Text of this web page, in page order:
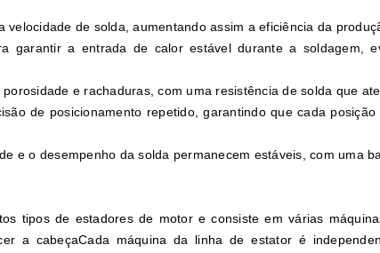
velocidade de solda, aumentando assim a eficiência da
garantir a entrada de calor estável durante a soldagem,
e rachaduras, com uma resistência de solda que
de posicionamento repetido, garantindo que cada
e o desempenho da solda permanecem estáveis, com uma
tipos de estadores de motor e consiste em várias
a cabeçaCada máquina da linha de estator é